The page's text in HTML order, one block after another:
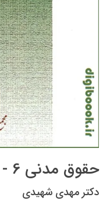
حقوق مدنی 6 - عقود معین 1 | شهیدی
دکتر مهدی شهیدی